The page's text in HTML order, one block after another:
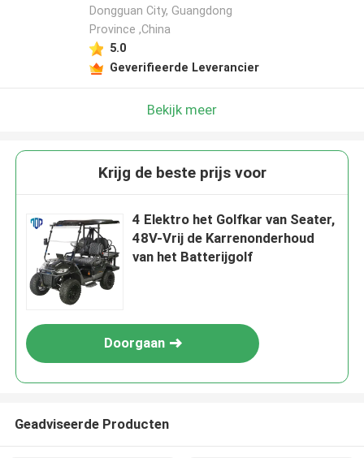
Dongguan City, Guangdong
Province ,China
5.0
Geverifieerde Leverancier
Bekijk meer
Krijg de beste prijs voor
4 Elektro het Golfkar van Seater,
48V-Vrij de Karrenonderhoud
van het Batterijgolf
Doorgaan
Geadviseerde Producten